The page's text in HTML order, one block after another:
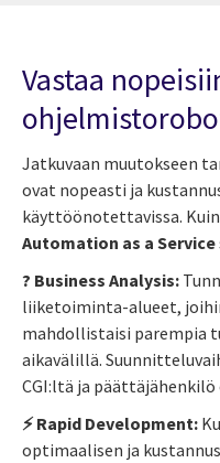
Vastaa
Jatkuvaan muutokseen
ovat nopeasti ja
käyttöönotettavissa.
Automation as a Service
? Business Analysis:
liiketoiminta-alueet,
mahdollistaisi parempia
aikavälillä.
CGI:ltä ja
⚡ Rapid Development:
optimaalisen ja